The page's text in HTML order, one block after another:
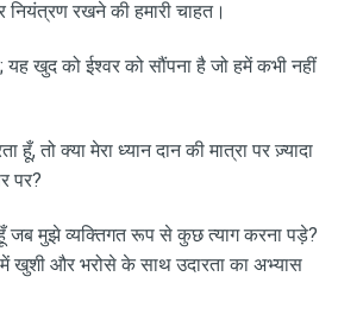
नियंत्रण रखने की हमारी चाहत।
यह खुद को ईश्वर को सौंपना है जो हमें कभी नहीं
तो क्या मेरा ध्यान दान की मात्रा पर ज़्यादा
पर?
जब मुझे व्यक्तिगत रूप से कुछ त्याग करना पड़े?
में खुशी और भरोसे के साथ उदारता का अभ्यास